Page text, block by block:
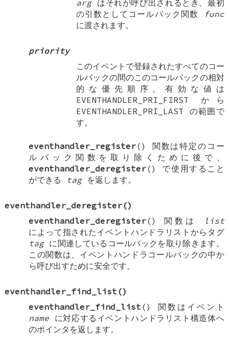
argはそれが呼び出されるとき、最初
の引数としてコールバック関数
func
に渡されます。
priority
このイベントで登録されたすべてのコー
ルバックの間のこのコールバックの相対
的な優先順序。有効な値は
EVENTHANDLER_PRI_FIRST から
EVENTHANDLER_PRI_LAST の範囲で
す。
eventhandler_register() 関数は特定のコー
ルバック関数を取り除くために後で、
eventhandler_deregister() で使用すること
ができる
tagを返します。
eventhandler_deregister()
eventhandler_deregister() 関数は
list
によって指されたイベントハンドラリストからタグ
tagに関連しているコールバックを取り除きます。
この関数は、イベントハンドラコールバックの中か
ら呼び出すために安全です。
eventhandler_find_list ()
eventhandler_find_list () 関数はイベント
nameに対応するイベントハンドラリスト構造体へ
のポインタを返します。